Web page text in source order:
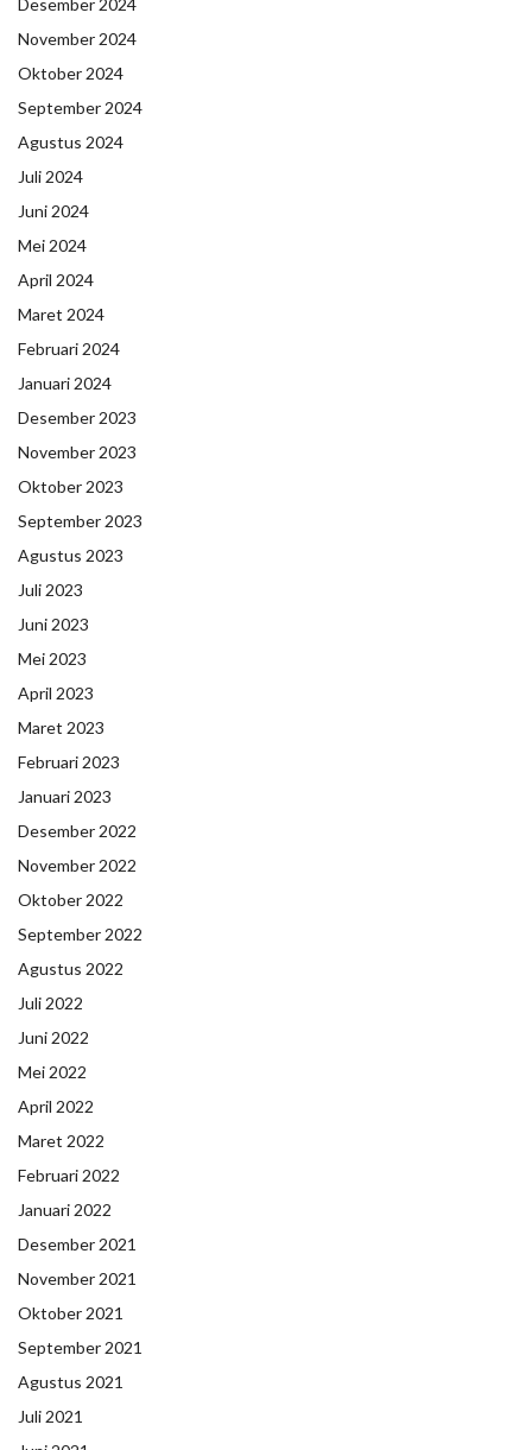
Desember 2024
November 2024
Oktober 2024
September 2024
Agustus 2024
Juli 2024
Juni 2024
Mei 2024
April 2024
Maret 2024
Februari 2024
Januari 2024
Desember 2023
November 2023
Oktober 2023
September 2023
Agustus 2023
Juli 2023
Juni 2023
Mei 2023
April 2023
Maret 2023
Februari 2023
Januari 2023
Desember 2022
November 2022
Oktober 2022
September 2022
Agustus 2022
Juli 2022
Juni 2022
Mei 2022
April 2022
Maret 2022
Februari 2022
Januari 2022
Desember 2021
November 2021
Oktober 2021
September 2021
Agustus 2021
Juli 2021